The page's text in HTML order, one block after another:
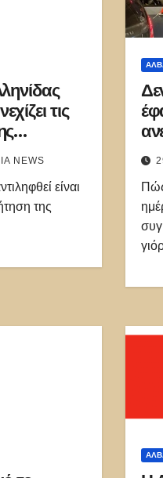
τις
NEWS
είναι
της